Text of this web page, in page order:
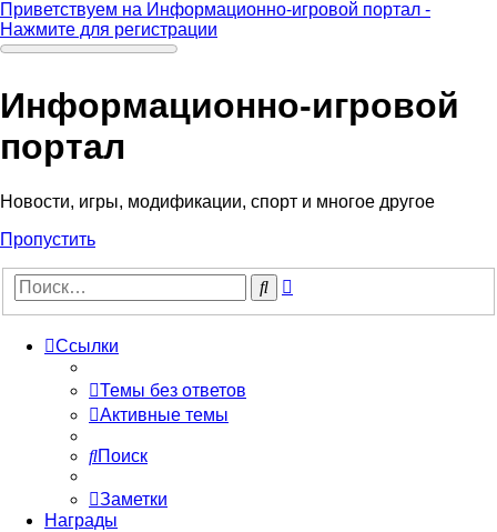
Приветствуем на Информационно-игровой портал -
Нажмите для регистрации
Информационно-игровой
портал
Новости, игры, модификации, спорт и многое другое
Пропустить
Поиск
Ссылки
Темы без ответов
Активные темы
Поиск
Заметки
Награды